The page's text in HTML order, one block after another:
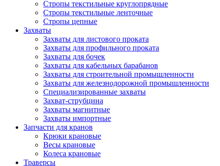
Стропы текстильные круглопрядные
Стропы текстильные ленточные
Стропы цепные
Захваты
Захваты для листового проката
Захваты для профильного проката
Захваты для бочек
Захваты для кабельных барабанов
Захваты для строительной промышленности
Захваты для железнодорожной промышленности
Специализированные захваты
Захват-струбцина
Захваты магнитные
Захваты импортные
Запчасти для кранов
Крюки крановые
Весы крановые
Колеса крановые
Траверсы